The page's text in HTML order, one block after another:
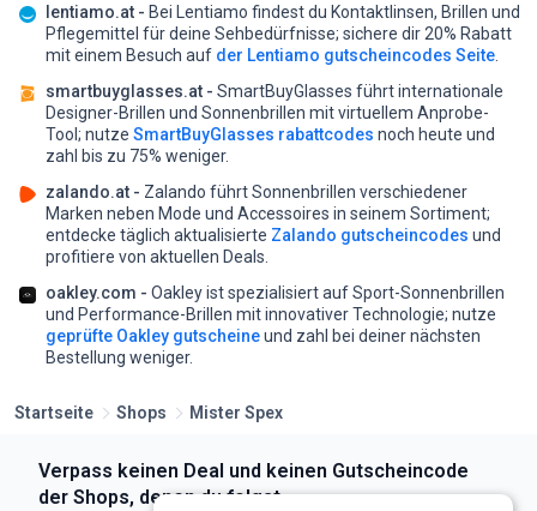
lentiamo.at - Bei Lentiamo findest du Kontaktlinsen, Brillen und
Pflegemittel für deine Sehbedürfnisse; sichere dir 20% Rabatt
mit einem Besuch auf der Lentiamo gutscheincodes Seite
smartbuyglasses.at - SmartBuyGlasses führt internationale
Designer-Brillen und Sonnenbrillen mit virtuellem Anprobe-
Tool; nutze SmartBuyGlasses rabattcodes noch heute und
zahl bis zu 75% weniger.
zalando.at - Zalando führt Sonnenbrillen verschiedener
Marken neben Mode und Accessoires in seinem Sortiment;
entdecke täglich aktualisierte Zalando gutscheincodes und
profitiere von aktuellen Deals.
oakley.com - Oakley ist spezialisiert auf Sport-Sonnenbrillen
und Performance-Brillen mit innovativer Technologie; nutze
geprüfte Oakley gutscheineund zahl bei deiner nächsten
Bestellung weniger.
Startseite Shops Mister Spex
Verpass keinen Deal und keinen Gutscheincode
der Shops, denen du folgst